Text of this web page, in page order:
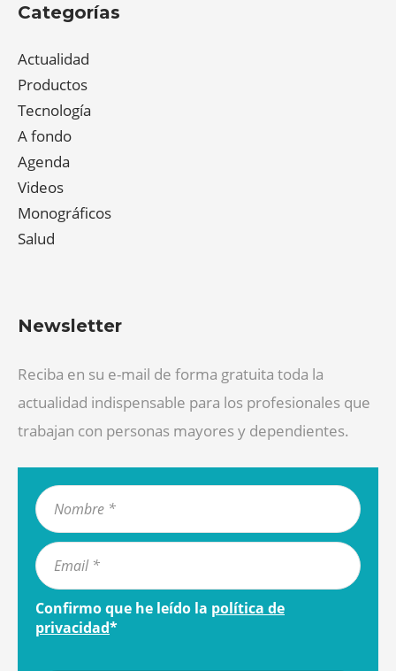
Categorías
Actualidad
Productos
Tecnología
A fondo
Agenda
Videos
Monográficos
Salud
Newsletter
Reciba en su e-mail de forma gratuita toda la
actualidad indispensable para los profesionales que
trabajan con personas mayores y dependientes.
Confirmo que he leído la política de
privacidad*